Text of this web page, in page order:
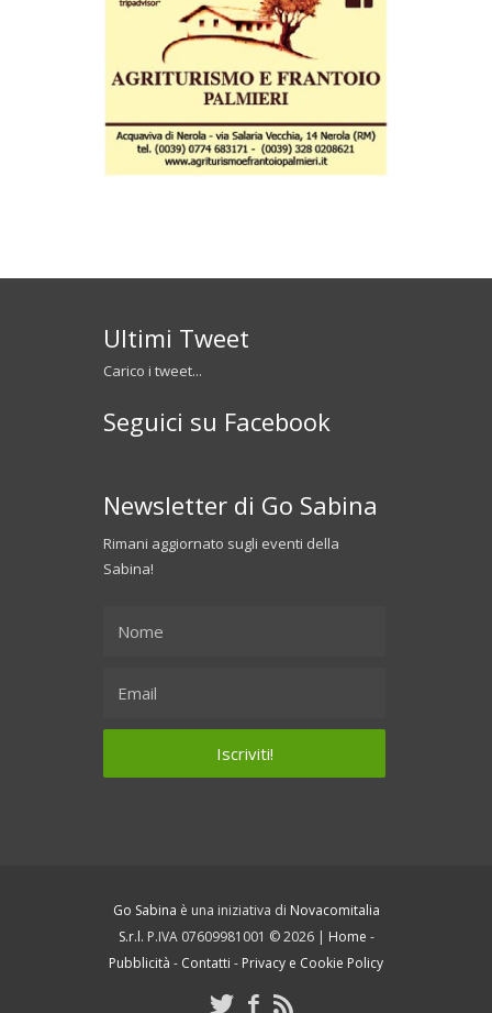
Ultimi Tweet
Carico i tweet...
Seguici su Facebook
Newsletter di Go Sabina
Rimani aggiornato sugli eventi della
Sabina!
Go Sabina è una iniziativa di Novacomitalia
S.r.l. P.IVA 07609981001 © 2026 | Home -
Pubblicità - Contatti - Privacy e Cookie Policy